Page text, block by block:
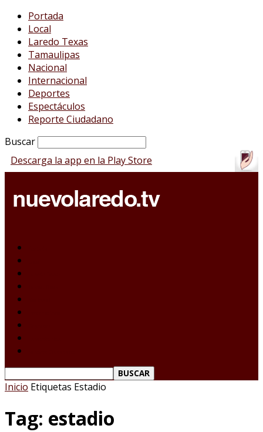
Portada
Local
Laredo Texas
Tamaulipas
Nacional
Internacional
Deportes
Espectáculos
Reporte Ciudadano
Buscar
Descarga la app en la Play Store
Inicio Etiquetas Estadio
Tag: estadio